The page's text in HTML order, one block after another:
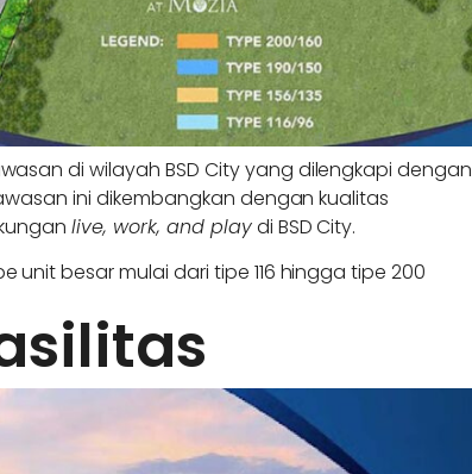
di wilayah BSD City yang dilengkapi dengan
ini dikembangkan dengan kualitas
live, work, and playdi BSD City.
unit besar mulai dari tipe 116 hingga tipe 200